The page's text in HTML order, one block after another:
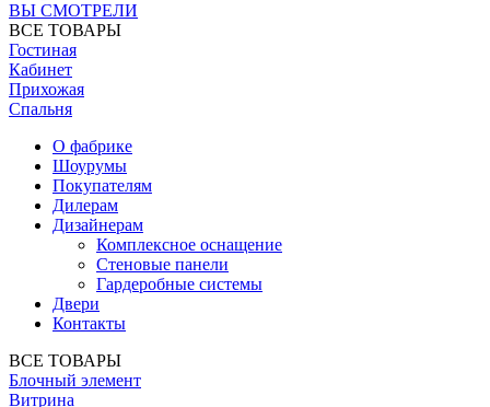
ВЫ СМОТРЕЛИ
ВСЕ ТОВАРЫ
Гостиная
Кабинет
Прихожая
Спальня
О фабрике
Шоурумы
Покупателям
Дилерам
Дизайнерам
Комплексное оснащение
Стеновые панели
Гардеробные системы
Двери
Контакты
ВСЕ ТОВАРЫ
Блочный элемент
Витрина